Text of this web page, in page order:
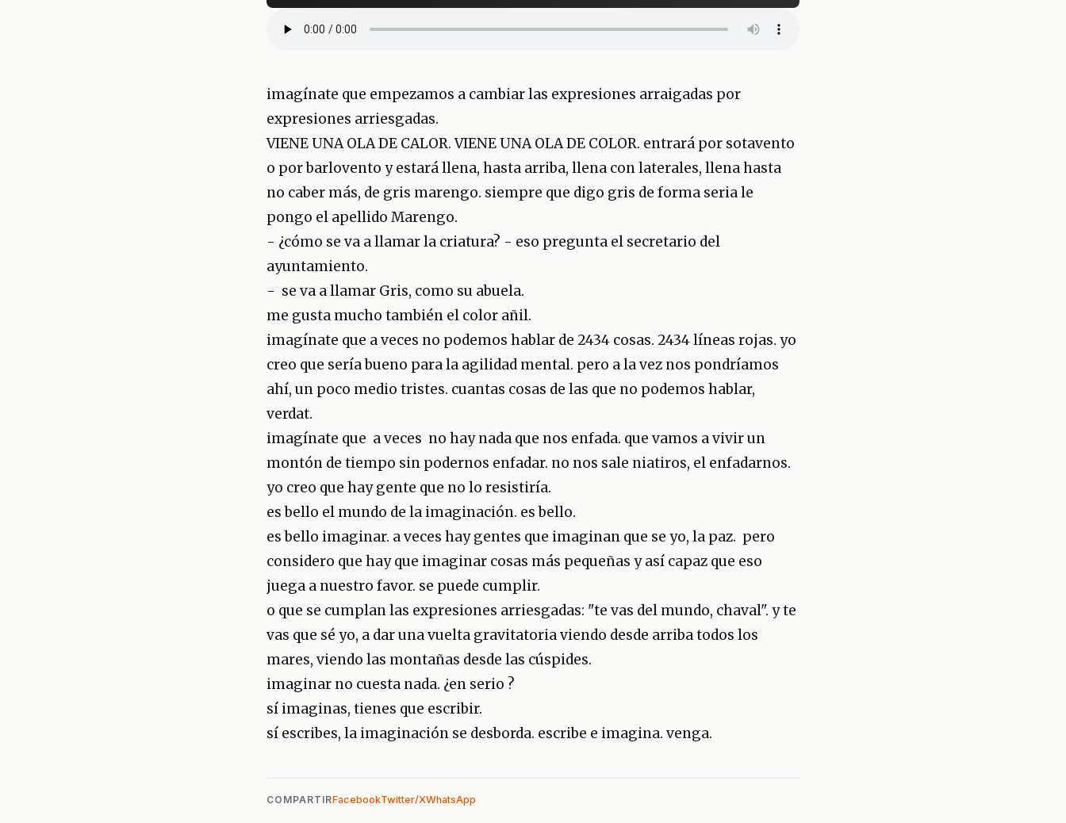
imagínate que empezamos a cambiar las expresiones arraigadas por
expresiones arriesgadas.
VIENE UNA OLA DE CALOR. VIENE UNA OLA DE COLOR. entrará por sotavento
o por barlovento y estará llena, hasta arriba, llena con laterales, llena hasta
no caber más, de gris marengo. siempre que digo gris de forma seria le
pongo el apellido Marengo.
- ¿cómo se va a llamar la criatura? - eso pregunta el secretario del
ayuntamiento.
- se va a llamar Gris, como su abuela.
me gusta mucho también el color añil.
imagínate que a veces no podemos hablar de 2434 cosas. 2434 líneas rojas. yo
creo que sería bueno para la agilidad mental. pero a la vez nos pondríamos
ahí, un poco medio tristes. cuantas cosas de las que no podemos hablar,
verdat.
imagínate que a veces no hay nada que nos enfada. que vamos a vivir un
montón de tiempo sin podernos enfadar. no nos sale niatiros, el enfadarnos.
yo creo que hay gente que no lo resistiría.
es bello el mundo de la imaginación. es bello.
es bello imaginar. a veces hay gentes que imaginan que se yo, la paz. pero
considero que hay que imaginar cosas más pequeñas y así capaz que eso
juega a nuestro favor. se puede cumplir.
o que se cumplan las expresiones arriesgadas: "te vas del mundo, chaval". y te
vas que sé yo, a dar una vuelta gravitatoria viendo desde arriba todos los
mares, viendo las montañas desde las cúspides.
imaginar no cuesta nada. ¿en serio ?
sí imaginas, tienes que escribir.
sí escribes, la imaginación se desborda. escribe e imagina. venga.
COMPARTIRFacebookTwitter/XWhatsApp